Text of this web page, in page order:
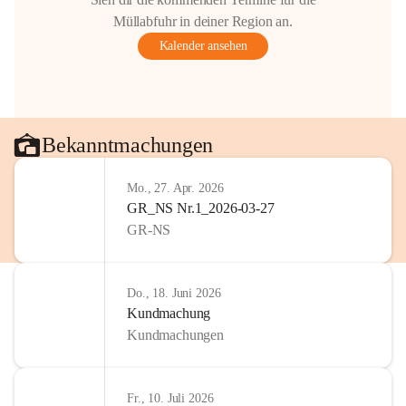
Müllabfuhr in deiner Region an.
Kalender ansehen
Bekanntmachungen
Mo., 27. Apr. 2026
GR_NS Nr.1_2026-03-27
GR-NS
Do., 18. Juni 2026
Kundmachung
Kundmachungen
Fr., 10. Juli 2026